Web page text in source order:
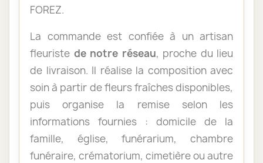
FOREZ.
La commande est confiée à un artisan
fleuriste de notre réseau, proche du lieu
de livraison. Il réalise la composition avec
soin à partir de fleurs fraîches disponibles,
puis organise la remise selon les
informations fournies : domicile de la
famille, église, funérarium, chambre
funéraire, crématorium, cimetière ou autre